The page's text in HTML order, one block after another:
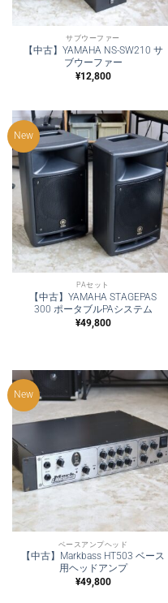
サブウーファー
【中古】YAMAHA NS-SW210 サ
ブウーファー
¥12,800
New
PAセット
【中古】YAMAHA STAGEPAS
300 ポータブルPAシステム
¥49,800
New
ベースアンプヘッド
【中古】Markbass HT503 ベース
用ヘッドアンプ
¥49,800